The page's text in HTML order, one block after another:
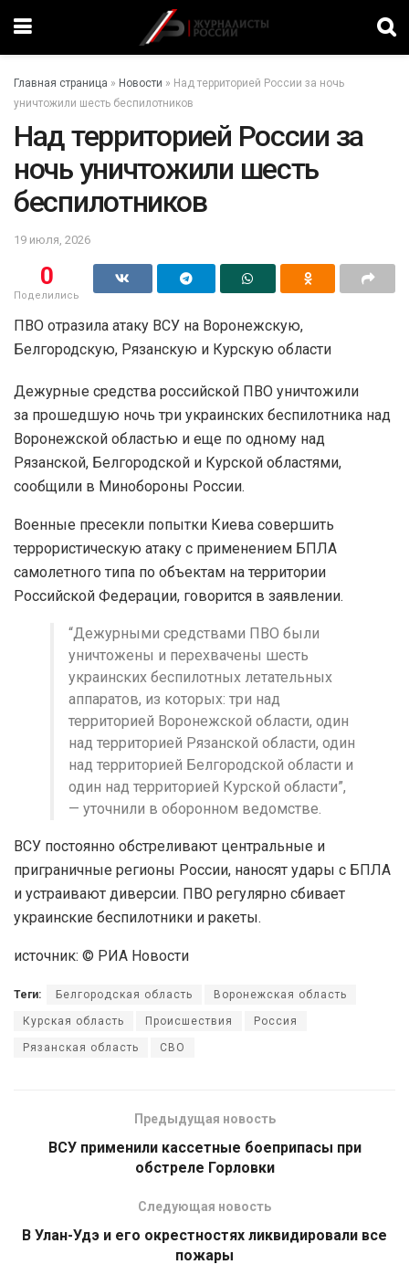
Главная страница » Новости » Над территорией России за ночь
уничтожили шесть беспилотников
Над территорией России за
ночь уничтожили шесть
беспилотников
19 июля, 2026
0
Поделились
ПВО отразила атаку ВСУ на Воронежскую,
Белгородскую, Рязанскую и Курскую области
Дежурные средства российской ПВО уничтожили
за прошедшую ночь три украинских беспилотника над
Воронежской областью и еще по одному над
Рязанской, Белгородской и Курской областями,
сообщили в Минобороны России.
Военные пресекли попытки Киева совершить
террористическую атаку c применением БПЛА
самолетного типа по объектам на территории
Российской Федерации, говорится в заявлении.
“Дежурными средствами ПВО были
уничтожены и перехвачены шесть
украинских беспилотных летательных
аппаратов, из которых: три над
территорией Воронежской области, один
над территорией Рязанской области, один
над территорией Белгородской области и
один над территорией Курской области”,
— уточнили в оборонном ведомстве.
ВСУ постоянно обстреливают центральные и
приграничные регионы России, наносят удары с БПЛА
и устраивают диверсии. ПВО регулярно сбивает
украинские беспилотники и ракеты.
источник: © РИА Новости
Теги: Белгородская область Воронежская область
Курская область Происшествия Россия
Рязанская область СВО
Предыдущая новость
ВСУ применили кассетные боеприпасы при
обстреле Горловки
Следующая новость
В Улан-Удэ и его окрестностях ликвидировали все
пожары